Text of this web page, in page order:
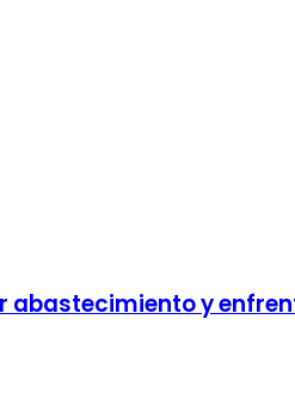
abastecimiento y